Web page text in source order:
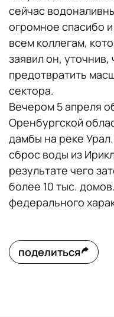
сейчас
огромное спасибо
всем коллегам,
заявил он, уточнив,
предотвратить
сектора.
Вечером 5 апреля
Оренбургской
дамбы на реке
сброс воды из
результате чего
более 10 тыс.
федерального
поделиться